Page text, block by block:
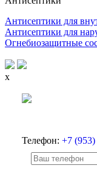
Антисептики для
Антисептики для
Огнебиозащитные
x
Телефон: +7